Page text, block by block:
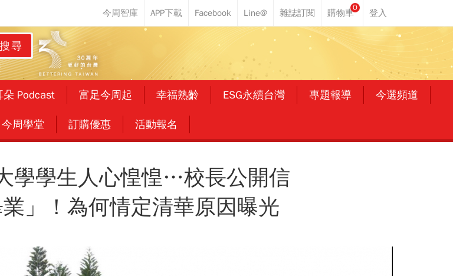
0
搜尋
朵 Podcast 富足今周起 幸福熟齡 ESG永續台灣 專題報導 今選頻道
今周學堂 訂購優惠 活動報名
學學生人心惶惶…校長公開信
業」！為何情定清華原因曝光